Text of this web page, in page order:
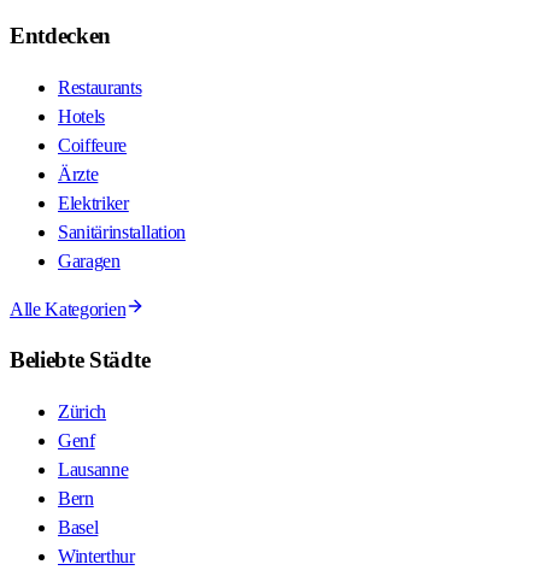
Entdecken
Restaurants
Hotels
Coiffeure
Ärzte
Elektriker
Sanitärinstallation
Garagen
Alle Kategorien
Beliebte Städte
Zürich
Genf
Lausanne
Bern
Basel
Winterthur